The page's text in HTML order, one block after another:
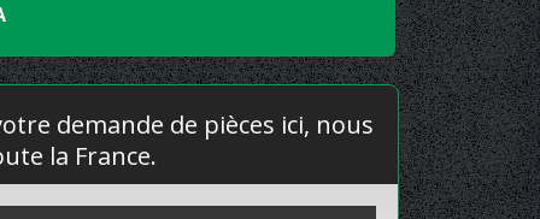
demande de pièces ici, nous
la France.